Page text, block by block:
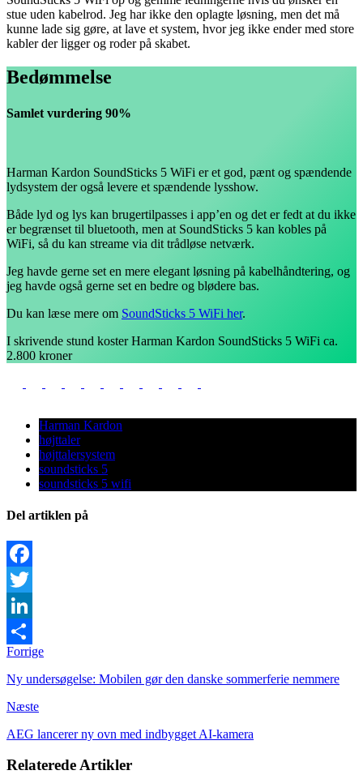
stue uden kabelrod. Jeg har ikke den oplagte løsning, men det må
kunne lade sig gøre, at lave et system, hvor jeg ikke ender med store
kabler der ligger og roder på skabet.
Bedømmelse
Samlet vurdering 90%
Harman Kardon SoundSticks 5 WiFi er et god, pænt og spændende
lydsystem der også levere et spændende lysshow.
Både lyd og lys kan brugertilpasses i app’en og det er fedt at du ikke
er begrænset til bluetooth, men at SoundSticks 5 kan kobles på
WiFi, så du kan streame via dit trådløse netværk.
Jeg havde gerne set en mere elegant løsning på kabelhåndtering, og
jeg havde også gerne set en bedre og blødere bas.
Du kan læse mere om SoundSticks 5 WiFi her.
I skrivende stund koster Harman Kardon SoundSticks 5 WiFi ca.
2.800 kroner
Harman Kardon
højttaler
højttalersystem
soundsticks 5
soundsticks 5 wifi
Del artiklen på
Facebook
Twitter
LinkedIn
Share
Forrige
Ny undersøgelse: Mobilen gør den danske sommerferie nemmere
Næste
AEG lancerer ny ovn med indbygget AI-kamera
Relaterede Artikler